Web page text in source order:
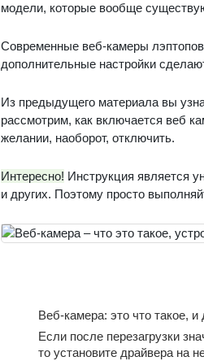
модели, которые вообще
Современные веб-камеры
дополнительные настройки
Из предыдущего материала вы
рассмотрим, как включается веб
желании, наоборот, отключить.
Интересно! Инструкция является
и других. Поэтому просто
Веб-камера: это что такое, и
Если после перезагрузки
то установите драйвера на